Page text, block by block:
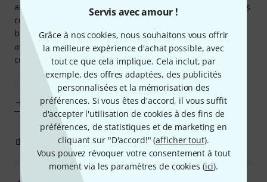
Servis avec amour !
Grâce à nos cookies, nous souhaitons vous offrir
la meilleure expérience d'achat possible, avec
tout ce que cela implique. Cela inclut, par
exemple, des offres adaptées, des publicités
personnalisées et la mémorisation des
préférences. Si vous êtes d'accord, il vous suffit
d'accepter l'utilisation de cookies à des fins de
préférences, de statistiques et de marketing en
cliquant sur "D'accord!" (afficher tout).
Vous pouvez révoquer votre consentement à tout
moment via les paramètres de cookies (ici).
alignement du cordier (qui ne gène pas). le manche est trés
confortable et pas de frets qui accrochent, même pas
besoin de sortir la lime et le papier de verre comme on
aurait pu s'y attendre et le son est bien plus puissant que
ce que l'on pourrait penser.
il a un look mignon sympa qui fait que
Afficher plus
0 SIGNALER L'ÉVALUATION